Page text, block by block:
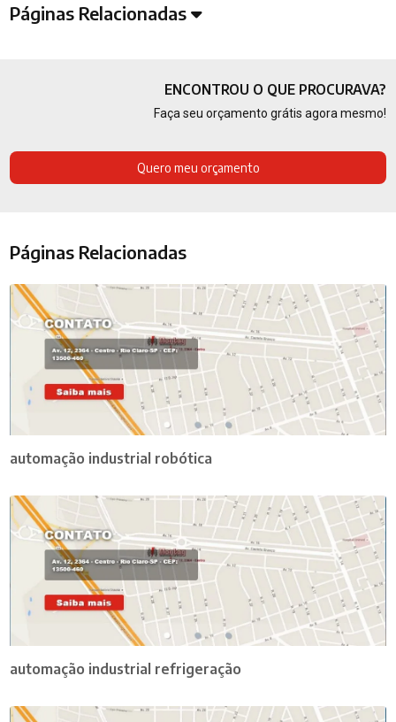
Páginas Relacionadas
ENCONTROU O QUE PROCURAVA?
Faça seu orçamento grátis agora mesmo!
Quero meu orçamento
Páginas Relacionadas
automação industrial robótica
automação industrial refrigeração